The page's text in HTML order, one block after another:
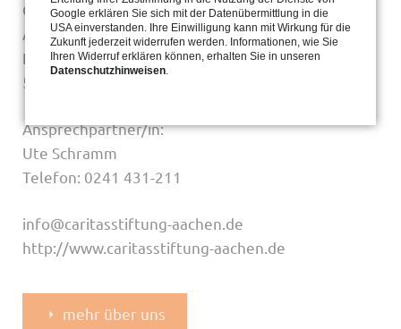
Caritas-Gemeinschaftsstiftung für das Bistum
Aachen / Caritas-Kinderhilfe Aachen
Kapitelstraße 3
52066 Aachen
Ansprechpartner/in:
Ute Schramm
Telefon: 0241 431-211
info@caritasstiftung-aachen.de
http://www.caritasstiftung-aachen.de
mehr über uns
Google erklären Sie sich mit der Datenübermittlung in die
USA einverstanden. Ihre Einwilligung kann mit Wirkung für die
Zukunft jederzeit widerrufen werden. Informationen, wie Sie
Ihren Widerruf erklären können, erhalten Sie in unseren
Datenschutzhinweisen